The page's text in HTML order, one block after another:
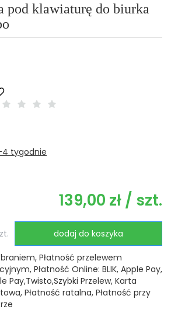
pod klawiaturę do biurka
4 tygodnie
139,00 zł / szt.
dodaj do koszyka
Płatność przelewem
Płatność Online: BLIK, Apple Pay,
Pay,Twisto,Szybki Przelew, Karta
Płatność ratalna, Płatność przy